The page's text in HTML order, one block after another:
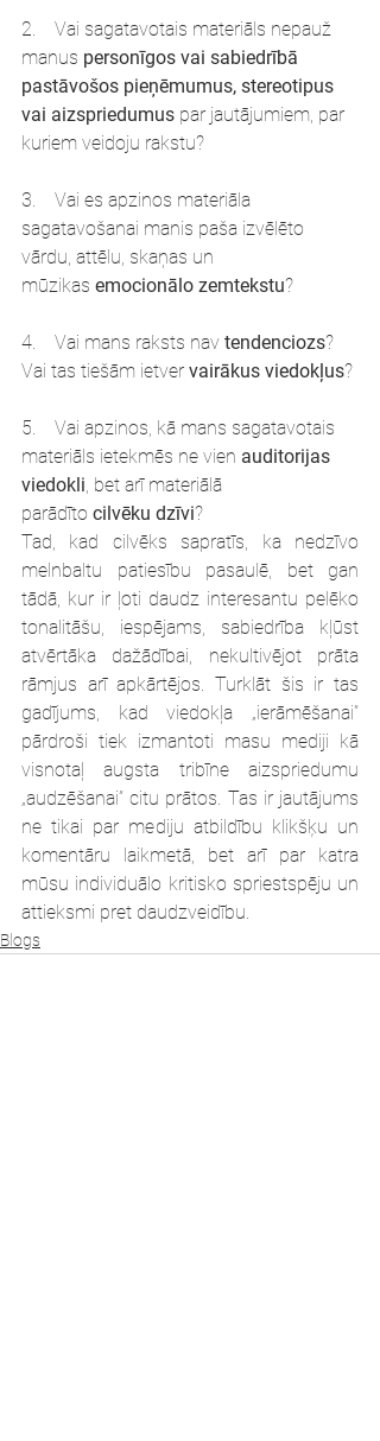
2.    Vai sagatavotais materiāls nepauž
manus personīgos vai sabiedrībā
pastāvošos pieņēmumus, stereotipus
vai aizspriedumus par jautājumiem, par
kuriem veidoju rakstu?
3.    Vai es apzinos materiāla
sagatavošanai manis paša izvēlēto
vārdu, attēlu, skaņas un
mūzikas emocionālo zemtekstu?
4.    Vai mans raksts nav tendenciozs?
Vai tas tiešām ietver vairākus viedokļus?
5.    Vai apzinos, kā mans sagatavotais
materiāls ietekmēs ne vien auditorijas
viedokli, bet arī materiālā
parādīto cilvēku dzīvi?
Tad, kad cilvēks sapratīs, ka nedzīvo
melnbaltu patiesību pasaulē, bet gan
tādā, kur ir ļoti daudz interesantu pelēko
tonalitāšu, iespējams, sabiedrība kļūst
atvērtāka dažādībai, nekultivējot prāta
rāmjus arī apkārtējos. Turklāt šis ir tas
gadījums, kad viedokļa „ierāmēšanai”
pārdroši tiek izmantoti masu mediji kā
visnotaļ augsta tribīne aizspriedumu
„audzēšanai” citu prātos. Tas ir jautājums
ne tikai par mediju atbildību klikšķu un
komentāru laikmetā, bet arī par katra
mūsu individuālo kritisko spriestspēju un
attieksmi pret daudzveidību.
Blogs